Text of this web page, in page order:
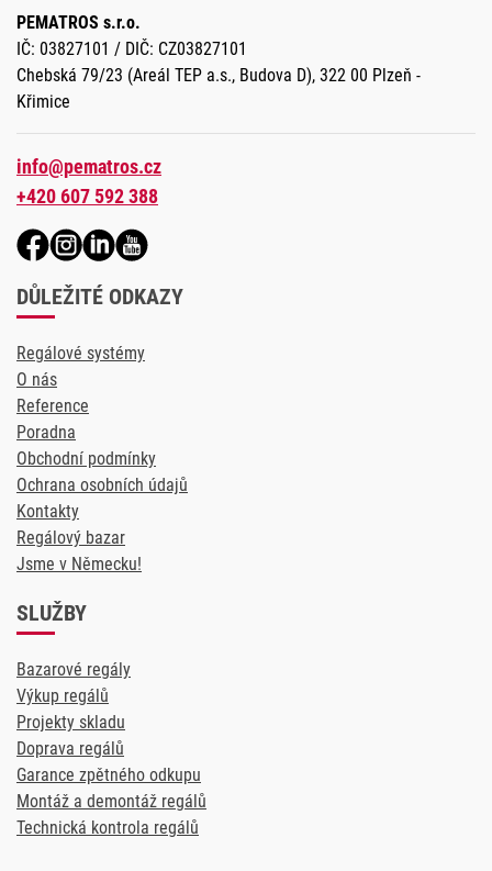
PEMATROS s.r.o.
IČ: 03827101 / DIČ: CZ03827101
Chebská 79/23 (Areál TEP a.s., Budova D), 322 00 Plzeň -
Křimice
info@pematros.cz
+420 607 592 388
DŮLEŽITÉ ODKAZY
Regálové systémy
O nás
Reference
Poradna
Obchodní podmínky
Ochrana osobních údajů
Kontakty
Regálový bazar
Jsme v Německu!
SLUŽBY
Bazarové regály
Výkup regálů
Projekty skladu
Doprava regálů
Garance zpětného odkupu
Montáž a demontáž regálů
Technická kontrola regálů